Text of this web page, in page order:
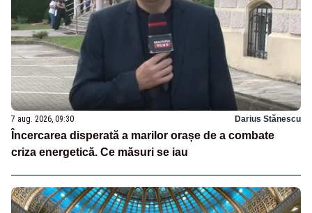
7 aug. 2026, 09:30 Darius Stănescu
Încercarea disperată a marilor orașe de a combate
criza energetică. Ce măsuri se iau